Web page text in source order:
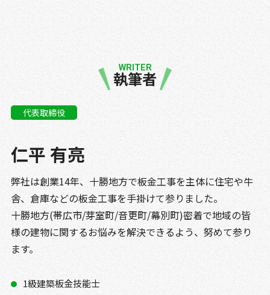
執筆者
WRITER
代表取締役
仁平 有亮
弊社は創業14年、十勝地方で板金工事を主体に住宅や牛
舎、倉庫などの板金工事を手掛けて参りました。
十勝地方(帯広市/芽室町/音更町/幕別町)密着で地域の皆
様の建物に関するお悩みを解決できるよう、努めて参り
ます。
1級建築板金技能士